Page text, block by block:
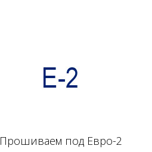
Прошиваем под Евро-2